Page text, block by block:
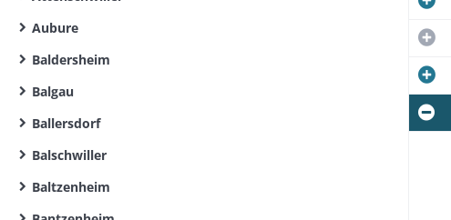
Aubure
Baldersheim
Balgau
Ballersdorf
Balschwiller
Baltzenheim